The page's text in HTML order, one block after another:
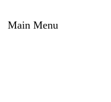
Main Menu